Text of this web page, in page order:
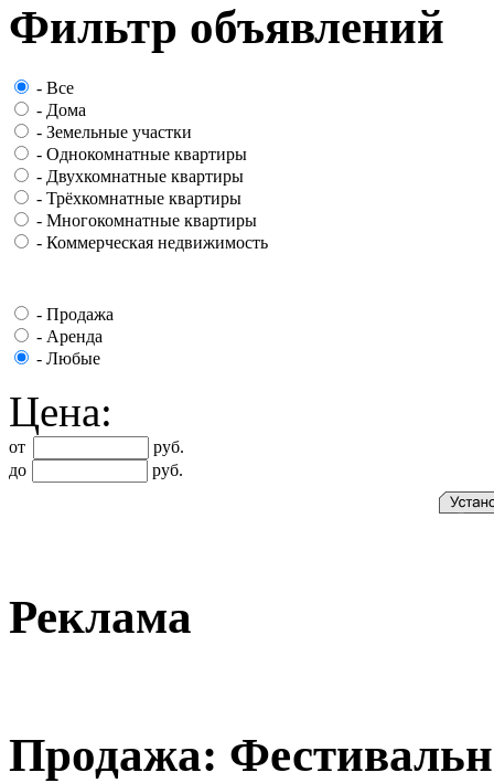
Фильтр объявлений
- Все
- Дома
- Земельные участки
- Однокомнатные квартиры
- Двухкомнатные квартиры
- Трёхкомнатные квартиры
- Многокомнатные квартиры
- Коммерческая недвижимость
- Продажа
- Аренда
- Любые
Цена:
от
руб.
до
руб.
Реклама
Продажа: